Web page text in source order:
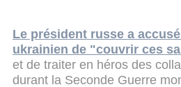
Le président russe a
ukrainien de "couvrir ces
et de traiter en héros des
durant la Seconde Guerre